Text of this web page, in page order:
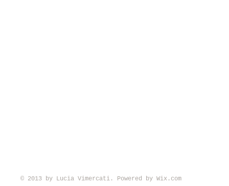
© 2013 by Lucia Vimercati. Powered by Wix.com